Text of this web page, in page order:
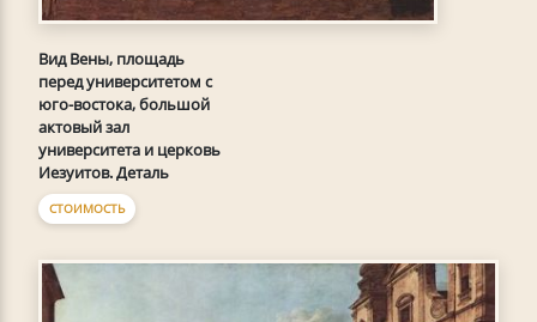
Вид Вены, площадь
перед университетом с
юго-востока, большой
актовый зал
университета и церковь
Иезуитов. Деталь
СТОИМОСТЬ